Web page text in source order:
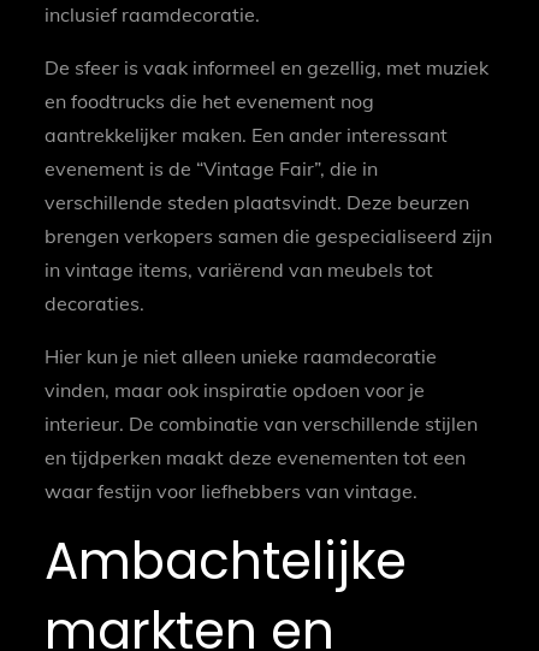
inclusief raamdecoratie.
De sfeer is vaak informeel en gezellig, met muziek
en foodtrucks die het evenement nog
aantrekkelijker maken. Een ander interessant
evenement is de “Vintage Fair”, die in
verschillende steden plaatsvindt. Deze beurzen
brengen verkopers samen die gespecialiseerd zijn
in vintage items, variërend van meubels tot
decoraties.
Hier kun je niet alleen unieke raamdecoratie
vinden, maar ook inspiratie opdoen voor je
interieur. De combinatie van verschillende stijlen
en tijdperken maakt deze evenementen tot een
waar festijn voor liefhebbers van vintage.
Ambachtelijke
markten en